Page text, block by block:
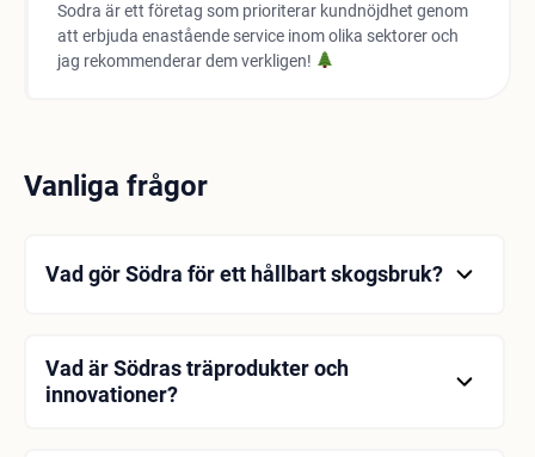
Sodra är ett företag som prioriterar kundnöjdhet genom
att erbjuda enastående service inom olika sektorer och
jag rekommenderar dem verkligen!
Vanliga frågor
Vad gör Södra för ett hållbart skogsbruk?
sköta sina skogar på ett hållbart sätt och försöker
minimera miljöpåverkan.
Vad är Södras träprodukter och
innovationer?